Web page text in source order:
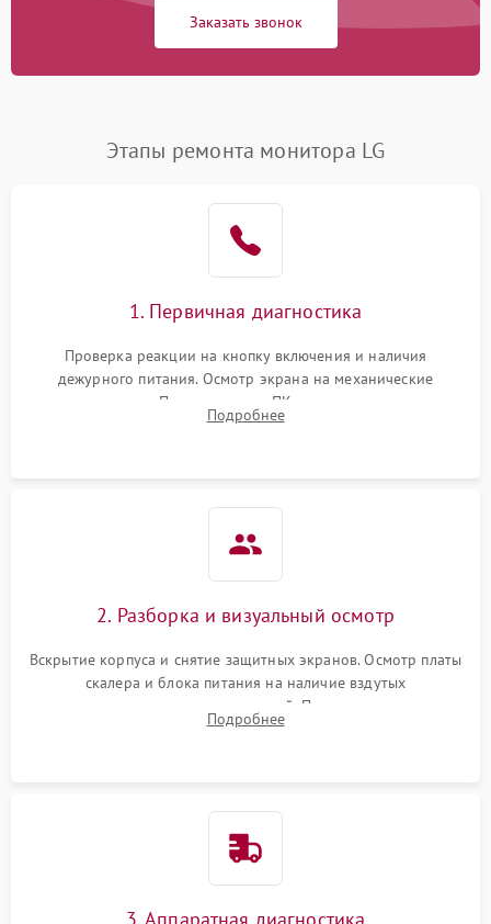
Заказать звонок
Этапы ремонта монитора LG
1. Первичная диагностика
Проверка реакции на кнопку включения и наличия
дежурного питания. Осмотр экрана на механические
повреждения. Подключение к ПК для оценки вывода
изображения, работы подсветки и выявления артефактов на
Подробнее
2. Разборка и визуальный осмотр
Вскрытие корпуса и снятие защитных экранов. Осмотр платы
скалера и блока питания на наличие вздутых
конденсаторов, прогаров, окислений. Проверка надежности
контактов и целостности шлейфов матрицы.
Подробнее